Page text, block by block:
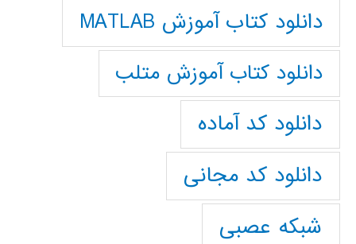
دانلود کتاب آموزش MATLAB
دانلود کتاب آموزش متلب
دانلود کد آماده
دانلود کد مجانی
شبکه عصبی